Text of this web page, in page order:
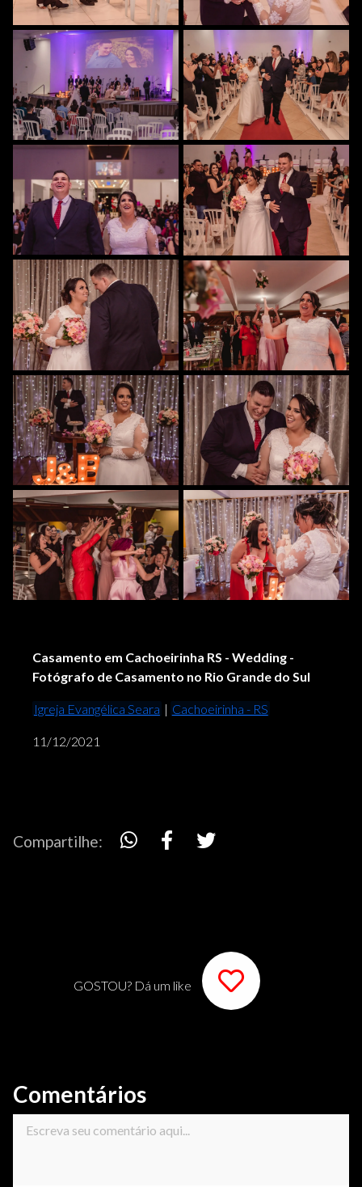
Casamento em Cachoeirinha RS - Wedding -
Fotógrafo de Casamento no Rio Grande do Sul
Igreja Evangélica Seara | Cachoeirinha - RS
11/12/2021
Compartilhe:
GOSTOU? Dá um like
Comentários